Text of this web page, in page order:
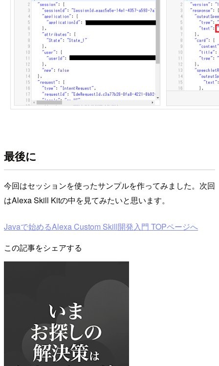
最後に
今回はセッションを使ったサンプルを作ってみました。次回
はAlexa Skill Kitの中を見てみたいと思います。
Javaで始めるAlexa Custom Skill開発入門 TOPページへ
この記事をシェアする